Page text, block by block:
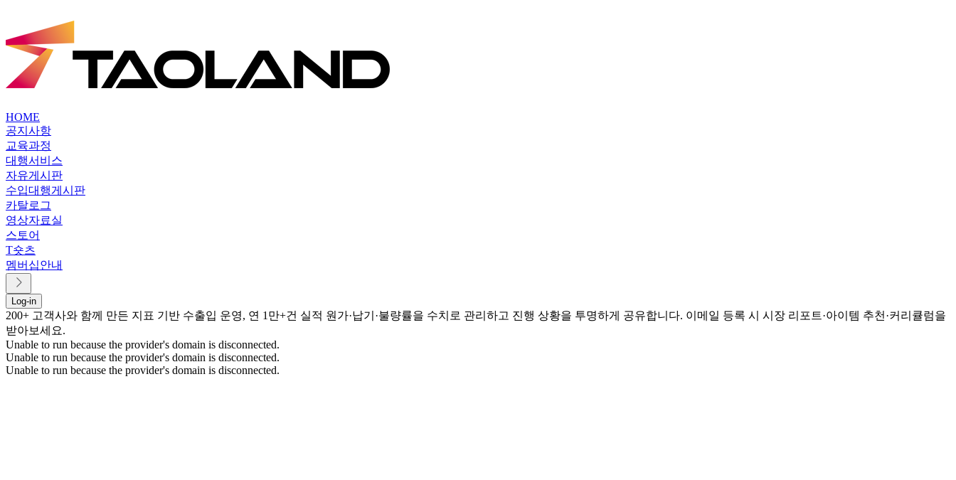
HOME
공지사항
교육과정
대행서비스
자유게시판
수입대행게시판
카탈로그
영상자료실
스토어
T숏츠
멤버십안내
Log-in
200+ 고객사와 함께 만든 지표 기반 수출입 운영, 연 1만+건 실적 원가·납기·불량률을 수치로 관리하고 진행 상황을 투명하게 공유합니다. 이메일 등록 시 시장 리포트·아이템 추천·커리큘럼을
받아보세요.
Unable to run because the provider's domain is disconnected.
Unable to run because the provider's domain is disconnected.
Unable to run because the provider's domain is disconnected.